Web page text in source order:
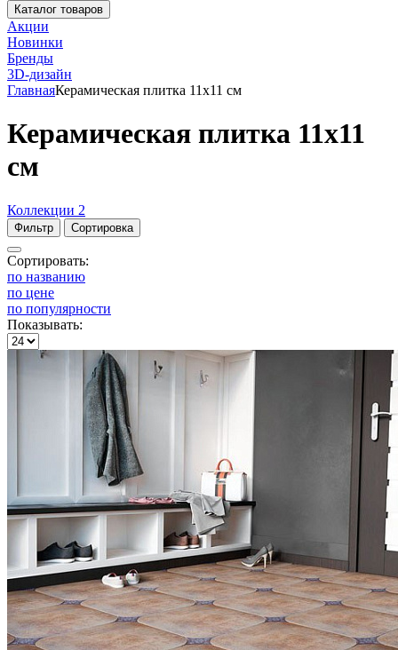
Каталог товаров
Акции
Новинки
Бренды
3D-дизайн
ГлавнаяКерамическая плитка 11x11 см
Керамическая плитка 11x11
см
Коллекции 2
Фильтр Сортировка
Сортировать:
по названию
по цене
по популярности
Показывать: